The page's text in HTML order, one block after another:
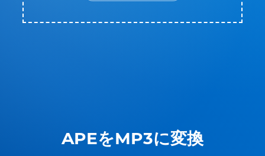
APEをMP3に変換